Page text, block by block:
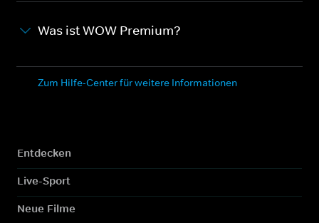
Was ist WOW Premium?
Zum Hilfe-Center für weitere Informationen
Entdecken
Live-Sport
Neue Filme